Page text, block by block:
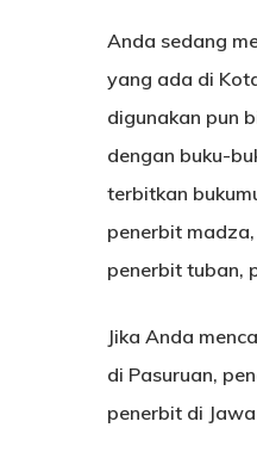
Anda sedang
yang ada di
digunakan pun
dengan buku-
terbitkan
penerbit
penerbit tuban,
Jika Anda
di Pasuruan,
penerbit di